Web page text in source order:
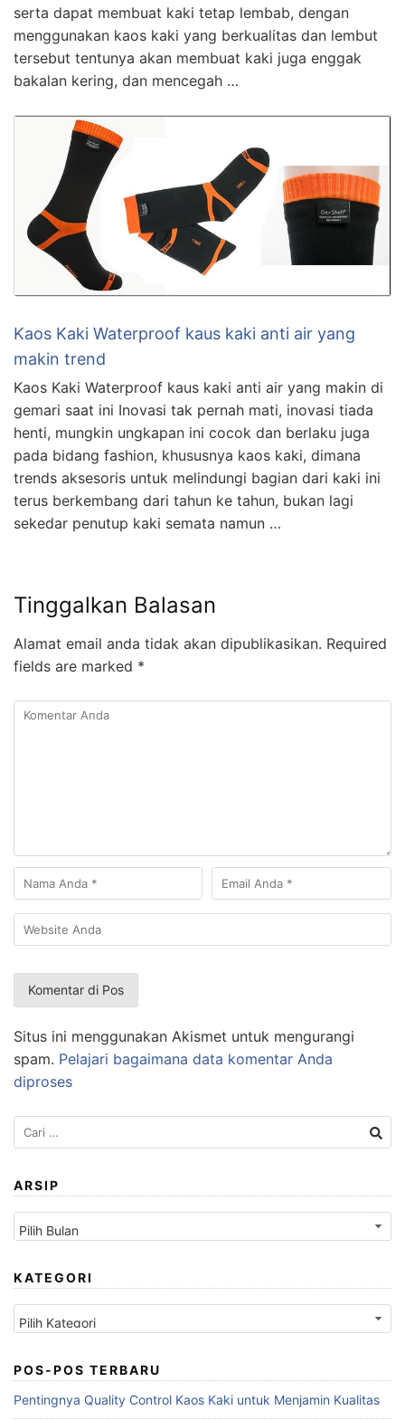
serta dapat membuat kaki tetap lembab, dengan
menggunakan kaos kaki yang berkualitas dan lembut
tersebut tentunya akan membuat kaki juga enggak
bakalan kering, dan mencegah …
Kaos Kaki Waterproof kaus kaki anti air yang
makin trend
Kaos Kaki Waterproof kaus kaki anti air yang makin di
gemari saat ini Inovasi tak pernah mati, inovasi tiada
henti, mungkin ungkapan ini cocok dan berlaku juga
pada bidang fashion, khususnya kaos kaki, dimana
trends aksesoris untuk melindungi bagian dari kaki ini
terus berkembang dari tahun ke tahun, bukan lagi
sekedar penutup kaki semata namun …
Tinggalkan Balasan
Alamat email anda tidak akan dipublikasikan. Required
fields are marked *
Situs ini menggunakan Akismet untuk mengurangi
spam. Pelajari bagaimana data komentar Anda
diproses
Cari
untuk:
ARSIP
Arsip
KATEGORI
Kategori
POS-POS TERBARU
Pentingnya Quality Control Kaos Kaki untuk Menjamin Kualitas